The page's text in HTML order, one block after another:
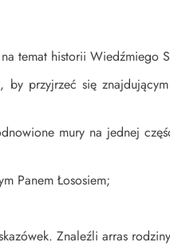
temat historii
przyjrzeć się
mury na jednej
Panem Łososiem;
Znaleźli arras